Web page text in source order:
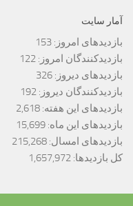
آمار سایت
بازدیدهای امروز: 153
بازدیدکنندگان امروز: 122
بازدیدهای دیروز: 326
بازدیدکنندگان دیروز: 192
بازدیدهای این هفته: 2,618
بازدیدهای این ماه: 15,699
بازدیدهای امسال: 215,268
کل بازدیدها: 1,657,972